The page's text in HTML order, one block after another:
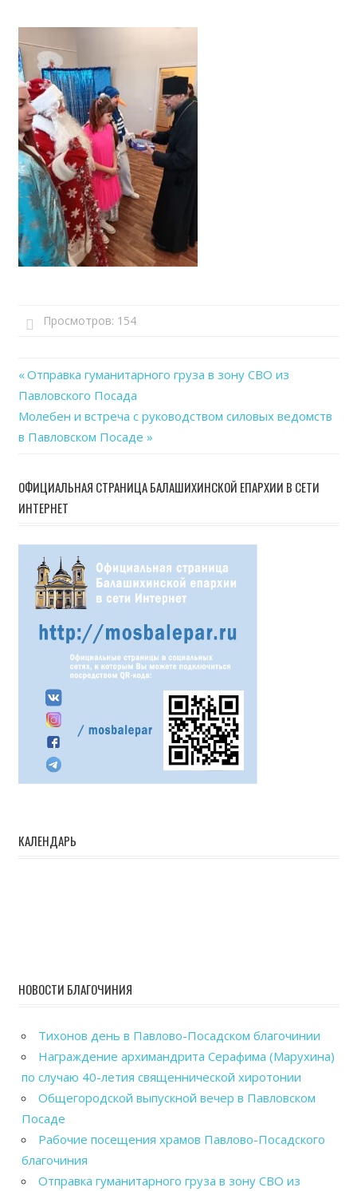
Просмотров: 154
Навигация
по
Previous
Post:
Отправка гуманитарного груза в зону СВО из
Павловского Посада
Next
Post:
Молебен и встреча с руководством силовых ведомств
в Павловском Посаде
ОФИЦИАЛЬНАЯ СТРАНИЦА БАЛАШИХИНСКОЙ ЕПАРХИИ В СЕТИ
ИНТЕРНЕТ
КАЛЕНДАРЬ
НОВОСТИ БЛАГОЧИНИЯ
Тихонов день в Павлово-Посадском благочинии
Награждение архимандрита Серафима (Марухина)
по случаю 40-летия священнической хиротонии
Общегородской выпускной вечер в Павловском
Посаде
Рабочие посещения храмов Павлово-Посадского
благочиния
Отправка гуманитарного груза в зону СВО из